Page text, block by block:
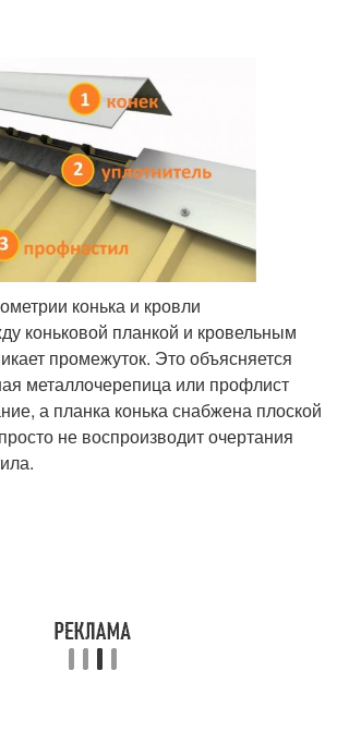
конька и кровли
коньковой планкой и кровельным
промежуток. Это объясняется
металлочерепица или профлист
а планка конька снабжена плоской
не воспроизводит очертания